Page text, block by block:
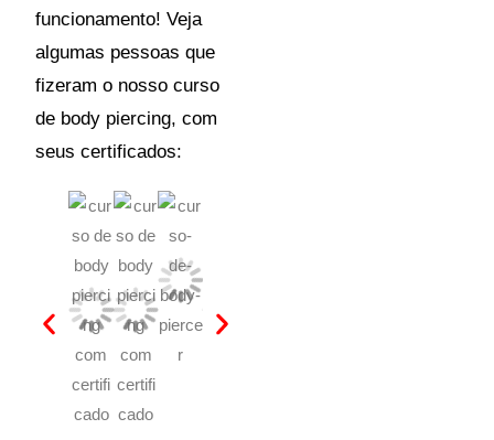
funcionamento! Veja
algumas pessoas que
fizeram o nosso curso
de body piercing, com
seus certificados: